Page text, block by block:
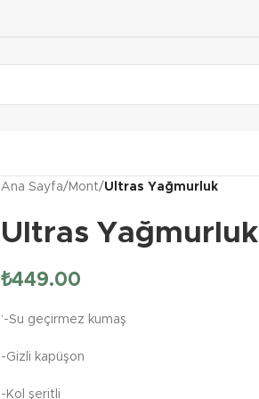
Ana Sayfa/ Mont/Ultras Yağmurluk
Ultras Yağmurluk
₺449.00
‘-Su geçirmez kumaş
-Gizli kapüşon
-Kol şeritli